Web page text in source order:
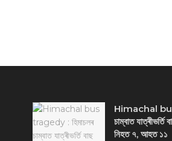
Himachal
চাম্বাত
নিহত ৭, আহত ১১